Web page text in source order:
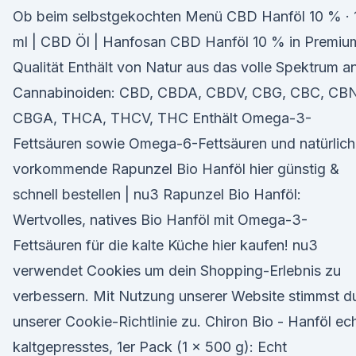
Ob beim selbstgekochten Menü CBD Hanföl 10 % ·
ml | CBD Öl | Hanfosan CBD Hanföl 10 % in
Qualität Enthält von Natur aus das volle Spektrum
Cannabinoiden: CBD, CBDA, CBDV, CBG, CBC,
CBGA, THCA, THCV, THC Enthält Omega-3-
Fettsäuren sowie Omega-6-Fettsäuren und natürlich
vorkommende Rapunzel Bio Hanföl hier günstig &
schnell bestellen | nu3 Rapunzel Bio Hanföl:
Wertvolles, natives Bio Hanföl mit Omega-3-
Fettsäuren für die kalte Küche hier kaufen! nu3
verwendet Cookies um dein Shopping-Erlebnis zu
verbessern. Mit Nutzung unserer Website stimmst
unserer Cookie-Richtlinie zu. Chiron Bio - Hanföl
kaltgepresstes, 1er Pack (1 x 500 g): Echt